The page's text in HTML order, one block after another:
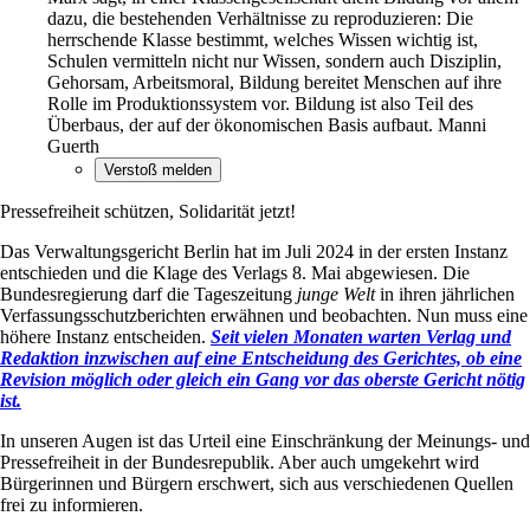
dazu, die bestehenden Verhältnisse zu reproduzieren: Die
herrschende Klasse bestimmt, welches Wissen wichtig ist,
Schulen vermitteln nicht nur Wissen, sondern auch Disziplin,
Gehorsam, Arbeitsmoral, Bildung bereitet Menschen auf ihre
Rolle im Produktionssystem vor. Bildung ist also Teil des
Überbaus, der auf der ökonomischen Basis aufbaut. Manni
Guerth
Pressefreiheit schützen, Solidarität jetzt!
Das Verwaltungsgericht Berlin hat im Juli 2024 in der ersten Instanz
entschieden und die Klage des Verlags 8. Mai abgewiesen. Die
Bundesregierung darf die Tageszeitung junge Weltin ihren jährlichen
Verfassungsschutzberichten erwähnen und beobachten. Nun muss eine
höhere Instanz entscheiden. Seit vielen Monaten warten Verlag und
Redaktion inzwischen auf eine Entscheidung des Gerichtes, ob eine
Revision möglich oder gleich ein Gang vor das oberste Gericht nötig
ist.
In unseren Augen ist das Urteil eine Einschränkung der Meinungs- und
Pressefreiheit in der Bundesrepublik. Aber auch umgekehrt wird
Bürgerinnen und Bürgern erschwert, sich aus verschiedenen Quellen
frei zu informieren.